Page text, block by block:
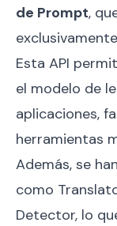
de Prompt,
Esta API
el modelo de
aplicaciones,
herramientas
Además, se
como
Detector, lo